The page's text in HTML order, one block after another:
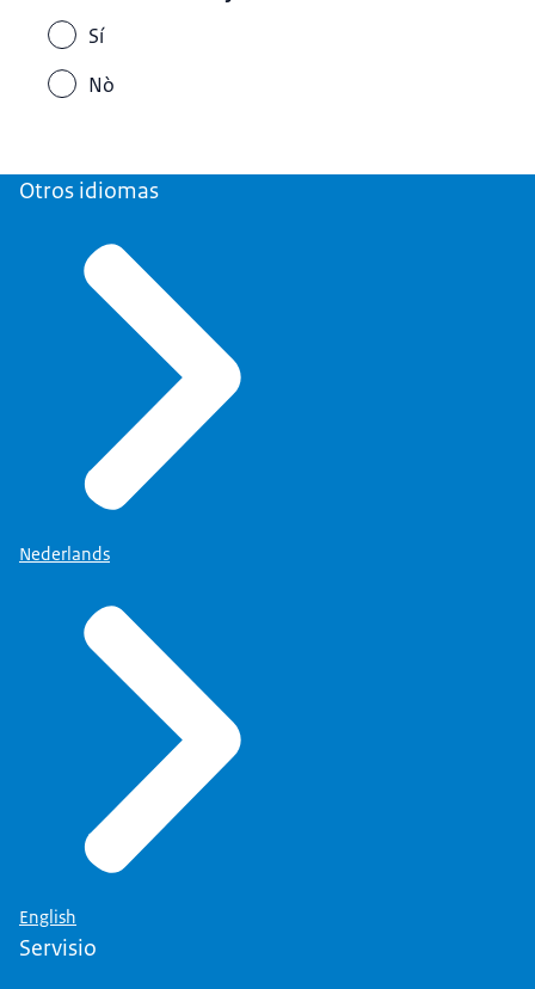
Sí
Nò
Otros idiomas
Nederlands
English
Servisio